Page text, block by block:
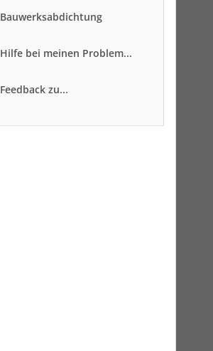
Bauwerksabdichtung
Hilfe bei meinen Problem...
Feedback zu...